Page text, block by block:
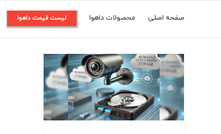
content
صفحه اصلی محصولات داهوا لیست قیمت داهوا